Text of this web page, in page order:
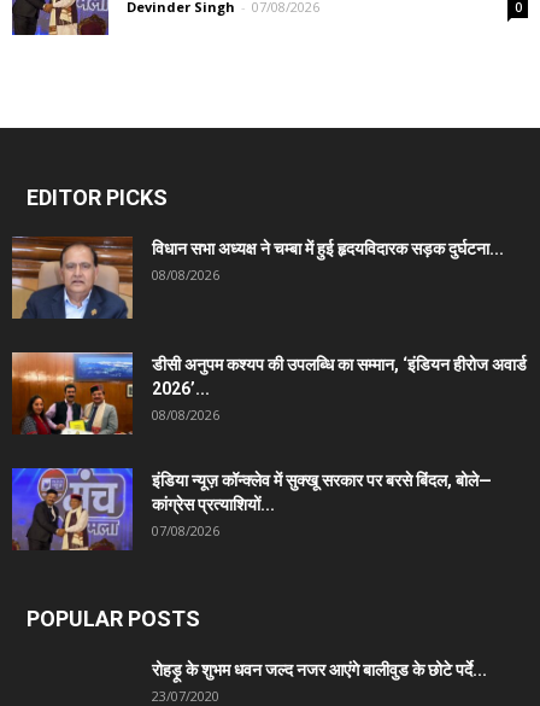
Devinder Singh - 07/08/2026 0
EDITOR PICKS
विधान सभा अध्यक्ष ने चम्बा में हुई हृदयविदारक सड़क दुर्घटना...
08/08/2026
डीसी अनुपम कश्यप की उपलब्धि का सम्मान, ‘इंडियन हीरोज अवार्ड
2026’...
08/08/2026
इंडिया न्यूज़ कॉन्क्लेव में सुक्खू सरकार पर बरसे बिंदल, बोले—
कांग्रेस प्रत्याशियों...
07/08/2026
POPULAR POSTS
रोहड़ू के शुभम धवन जल्द नजर आएंगे बालीवुड के छोटे पर्दे...
23/07/2020